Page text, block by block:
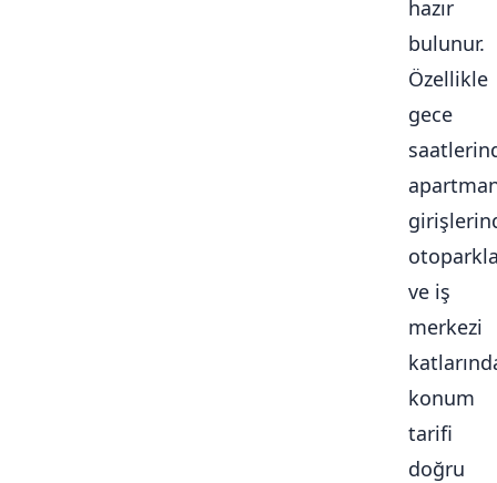
hazır
bulunur.
Özellikle
gece
ve iş
merkezi
konum
tarifi
doğru